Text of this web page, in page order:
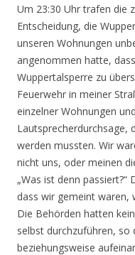
Um 23:30 Uhr trafen die
Entscheidung, die
unseren Wohnungen
angenommen hatte,
Wuppertalsperre zu
Feuerwehr in meiner
einzelner Wohnungen
Lautsprecherdurchsage,
werden mussten. Wir
nicht uns, oder meinen
„Was ist denn
dass wir gemeint waren,
Die Behörden hatten
selbst durchzuführen, so
beziehungsweise